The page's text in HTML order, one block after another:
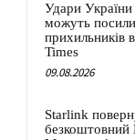
Удари
можуть
прихильників
Times
09.08.2026
Starlink